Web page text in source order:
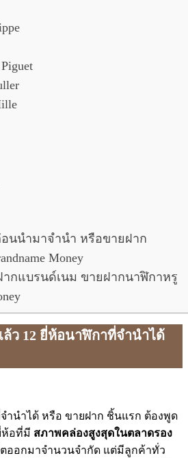
นนำมาจำนำ หรือขายฝาก
Money
ากแบรนด์เนม ขายฝากนาฬิกาหรู
ว 12 ยี่ห้อนาฬิกาที่จำนำได้
นำได้ หรือ ขายฝาก ชิ้นแรก ต้องพูด
ห้อที่มี สภาพคล่องสูงสุดในตลาดรอง
ออกมาจำนวนจำกัด แต่มีลูกค้าทั่ว